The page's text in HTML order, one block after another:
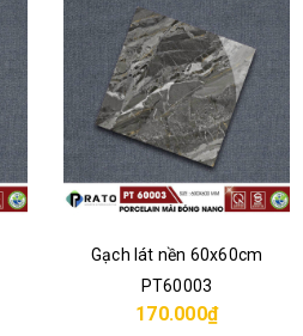
Gạch lát nền 60x60cm
PT60003
170.000₫